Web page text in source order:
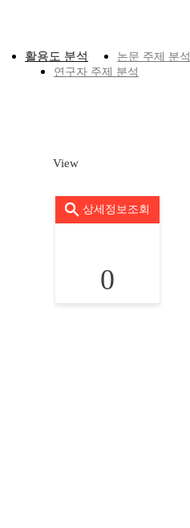
활용도 분석
논문 주제 분석
연구자 주제 분석
View
상세정보조회
0